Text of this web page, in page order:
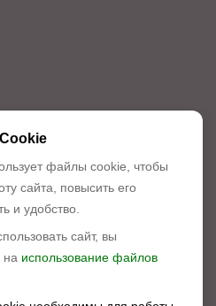
файлы cookie, чтобы
сайта, повысить его
и удобство.
сайт, вы
на использование файлов